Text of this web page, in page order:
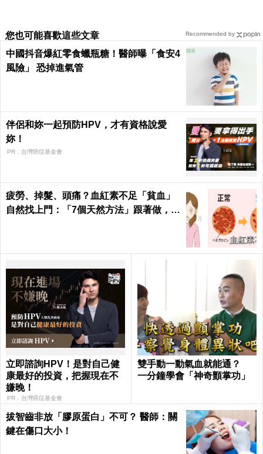
您也可能喜歡這些文章
中國抖音爆紅零食蠟瓶糖！醫師曝「食安4
風險」 恐掉進氣管
伴侶和妳一起預防HPV，才有資格說愛
妳！
PR．台灣癌症基金會
疲勞、掉髮、頭痛？血紅素不足「貧血」
自然找上門：「7個天然方法」跟著做，杜
立即諮詢HPV！是對自己健
康最好的投資，把握現在不
嫌晚！
PR．台灣癌症基金會
雙手動一動氣血就能通？
一分鐘學會「神奇顫掌功」
拔智齒非放「膠原蛋白」不可？ 醫師：關
鍵在傷口大小！
Recommended by